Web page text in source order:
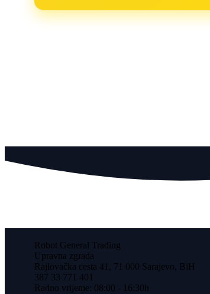
Robot General Trading
Upravna zgrada
Rajlovačka cesta 41, 71 000 Sarajevo, BiH
387 33 771 401
Radno vrijeme: 08:00 - 16:30h